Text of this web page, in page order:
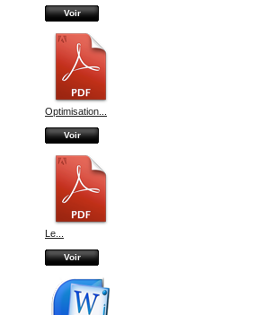
Voir
Optimisation...
Voir
Le...
Voir